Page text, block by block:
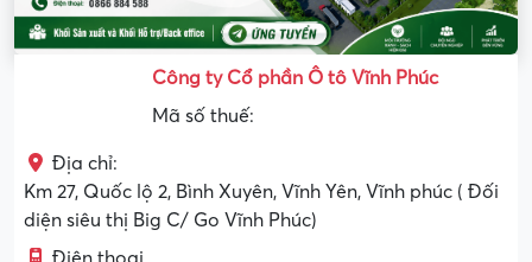
Công ty Cổ phần Ô tô Vĩnh Phúc
Mã số thuế:
Địa chỉ:
Km 27, Quốc lộ 2, Bình Xuyên, Vĩnh Yên, Vĩnh phúc ( Đối
diện siêu thị Big C/ Go Vĩnh Phúc)